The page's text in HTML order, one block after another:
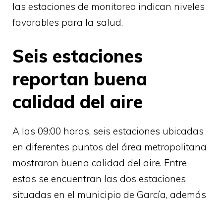
las estaciones de monitoreo indican niveles
favorables para la salud.
Seis estaciones
reportan buena
calidad del aire
A las 09:00 horas, seis estaciones ubicadas
en diferentes puntos del área metropolitana
mostraron buena calidad del aire. Entre
estas se encuentran las dos estaciones
situadas en el municipio de García, además